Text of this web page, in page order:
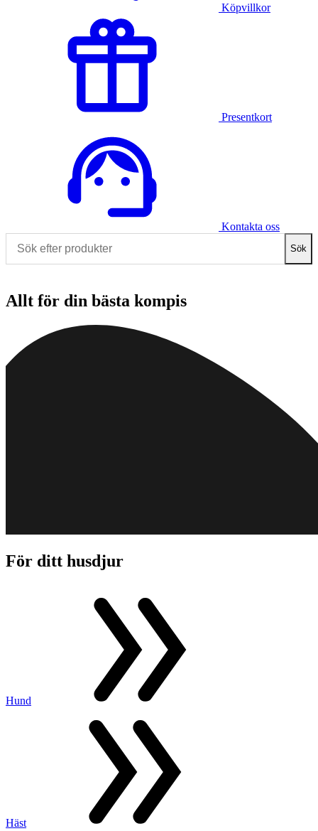
Köpvillkor
Presentkort
Kontakta oss
Sök
Allt för din bästa kompis
För ditt husdjur
Hund
Häst